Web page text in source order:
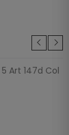
Art 147d Col